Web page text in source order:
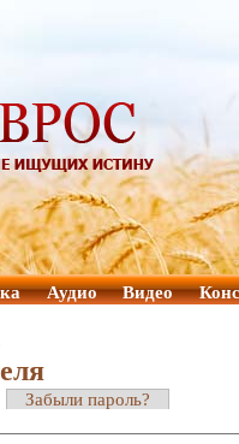
Аудио Видео
Забыли пароль?